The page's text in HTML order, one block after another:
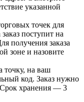
указанной
точек для
поступит на
получения заказа
зоне и назовите
точку, на ваш
код. Заказ нужно
Срок хранения — 3